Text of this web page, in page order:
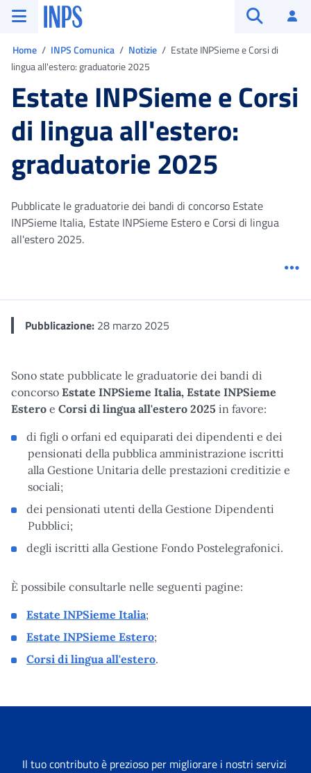
Vai al menu principale
Vai al contenuto principale
Vai al pie' di pagina
INPS ()
Home INPS Comunica Notizie
Estate INPSieme e Corsi di
lingua all'estero: graduatorie 2025
Estate INPSieme e Corsi
di lingua all'estero:
graduatorie 2025
Pubblicate le graduatorie dei bandi di concorso Estate
INPSieme Italia, Estate INPSieme Estero e Corsi di lingua
all'estero 2025.
Pubblicazione: 28 marzo 2025
Sono state pubblicate le graduatorie dei bandi di
concorso Estate INPSieme Italia, Estate INPSieme
Estero e Corsi di lingua all'estero 2025 in favore:
di figli o orfani ed equiparati dei dipendenti e dei
pensionati della pubblica amministrazione iscritti
alla Gestione Unitaria delle prestazioni creditizie e
sociali;
dei pensionati utenti della Gestione Dipendenti
Pubblici;
degli iscritti alla Gestione Fondo Postelegrafonici.
È possibile consultarle nelle seguenti pagine:
Estate INPSieme Italia;
Estate INPSieme Estero;
Corsi di lingua all'estero.
Il tuo contributo è prezioso per migliorare i nostri servizi